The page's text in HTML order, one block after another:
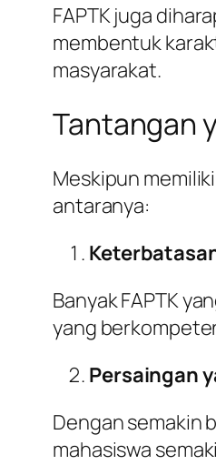
FAPTK juga
membentuk
masyarakat.
Tantangan
Meskipun
antaranya:
Banyak FAPTK
yang
Persaingan
Dengan semakin
mahasiswa